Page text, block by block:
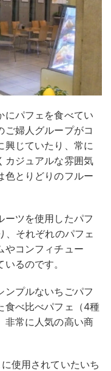
にパフェを食べてい
ご婦人グループがコ
興じていたり、常に
カジュアルな雰囲気
色とりどりのフルー
ーツを使用したパフ
、それぞれのパフェ
やコンフィチュー
るのです。
ンプルないちごパフ
食べ比べパフェ（4種
非常に人気の高い商
使用されていたいち